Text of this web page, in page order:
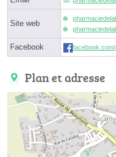
Site web
Facebook
Plan et adresse